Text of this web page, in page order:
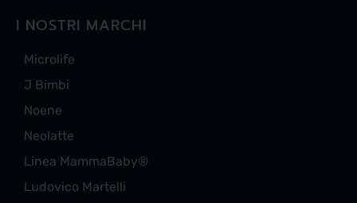
I NOSTRI MARCHI
Microlife
J Bimbi
Noene
Neolatte
Linea MammaBaby®
Ludovico Martelli